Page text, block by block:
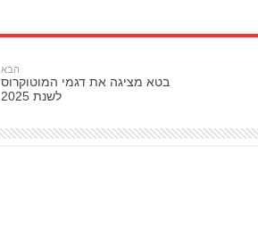
הבא
בטא מציגה את דגמי המוטוקרוס
לשנת 2025